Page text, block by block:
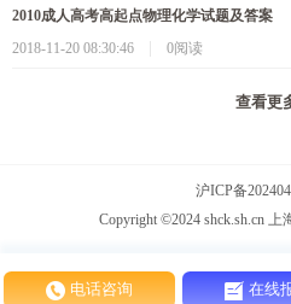
2010成人高考高起点物理化学试题及答案
2018-11-20 08:30:46
|0阅读
查看更
沪ICP备
Copyright ©2024 shck.sh.cn
电话咨询 在线